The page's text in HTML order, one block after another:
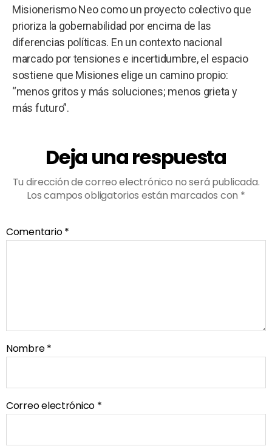
Misionerismo Neo como un proyecto colectivo que
prioriza la gobernabilidad por encima de las
diferencias políticas. En un contexto nacional
marcado por tensiones e incertidumbre, el espacio
sostiene que Misiones elige un camino propio:
“menos gritos y más soluciones; menos grieta y
más futuro”.
Deja una respuesta
Tu dirección de correo electrónico no será publicada.
Los campos obligatorios están marcados con *
Comentario*
Nombre*
Correo electrónico *